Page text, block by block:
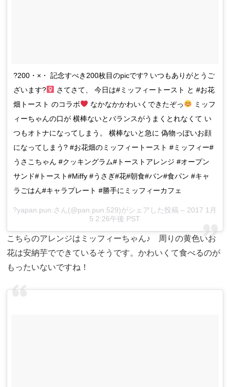
?200・×・ 記念すべき200枚目のpicです? いつもありがとうご
ざいます?‍
さてさて、 今日は#ミッフィートースト と #お花
畑トースト のコラボ
なかなかかわいくできたぞっ
ミッフ
ィーちゃんの口が 横棒ないとバランスがうまくとれなくて い
つもオトナになってしまう。 横棒ないと急に 偽物っぽいお顔
になってしまう? #お花畑のミッフィートースト #ミッフィー#
うさこちゃん #クッキングラム#トーストアレンジ #オープン
サンド#トースト#Miffy #うさぎ#花#朝食#パン#食パン #キャ
ラごはん#キャラプレート #勝手にミッフィーカフェ
?yapan.pun.さん(@pan.pun.529)がシェアした投稿 – 2017 1月
5 2:26午後 PST
こちらのアレンジはミッフィーちゃん♪ 周りの黄色いお
花は安納芋でできているそうです。かわいくて食べるのが
もったいないですね！